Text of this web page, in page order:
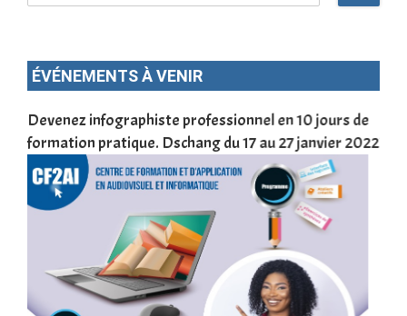
ÉVÉNEMENTS À VENIR
Devenez infographiste professionnel en 10 jours de
formation pratique. Dschang du 17 au 27 janvier 2022